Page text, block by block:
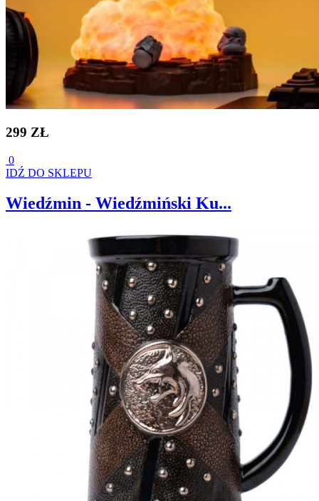
299 ZŁ
0
IDŹ DO SKLEPU
Wiedźmin - Wiedźmiński Ku...